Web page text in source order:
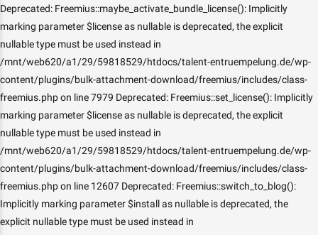
Deprecated: Freemius::maybe_activate_bundle_license(): Implicitly
marking parameter $license as nullable is deprecated, the explicit
nullable type must be used instead in
/mnt/web620/a1/29/59818529/htdocs/talent-entruempelung.de/wp-
content/plugins/bulk-attachment-download/freemius/includes/class-
freemius.php on line 7979 Deprecated: Freemius::set_license(): Implicitly
marking parameter $license as nullable is deprecated, the explicit
nullable type must be used instead in
/mnt/web620/a1/29/59818529/htdocs/talent-entruempelung.de/wp-
content/plugins/bulk-attachment-download/freemius/includes/class-
freemius.php on line 12607 Deprecated: Freemius::switch_to_blog():
Implicitly marking parameter $install as nullable is deprecated, the
explicit nullable type must be used instead in